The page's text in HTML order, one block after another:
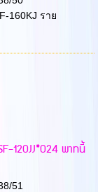
160KJ ราย
120JJ*024 พาทนี้
51